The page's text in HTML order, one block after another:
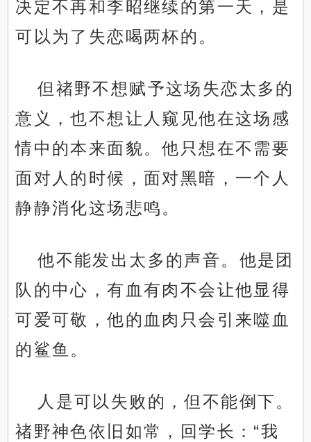
决定不再和李昭继续的第一天，是
可以为了失恋喝两杯的。
但禇野不想赋予这场失恋太多的
意义，也不想让人窥见他在这场感
情中的本来面貌。他只想在不需要
面对人的时候，面对黑暗，一个人
静静消化这场悲鸣。
他不能发出太多的声音。他是团
队的中心，有血有肉不会让他显得
可爱可敬，他的血肉只会引来噬血
的鲨鱼。
人是可以失败的，但不能倒下。
禇野神色依旧如常，回学长：“我